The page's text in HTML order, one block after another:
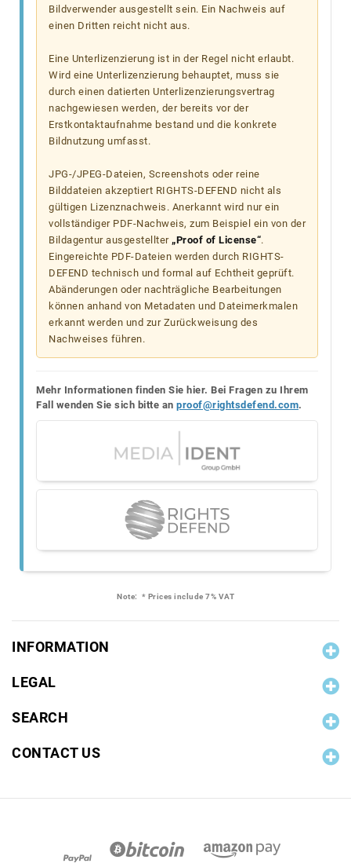
Bildverwender ausgestellt sein. Ein Nachweis auf
einen Dritten reicht nicht aus.
Eine Unterlizenzierung ist in der Regel nicht erlaubt.
Wird eine Unterlizenzierung behauptet, muss sie
durch einen datierten Unterlizenzierungsvertrag
nachgewiesen werden, der bereits vor der
Erstkontaktaufnahme bestand und die konkrete
Bildnutzung umfasst.
JPG-/JPEG-Dateien, Screenshots oder reine
Bilddateien akzeptiert RIGHTS-DEFEND nicht als
gültigen Lizenznachweis. Anerkannt wird nur ein
vollständiger PDF-Nachweis, zum Beispiel ein von der
Bildagentur ausgestellter „Proof of License“.
Eingereichte PDF-Dateien werden durch RIGHTS-
DEFEND technisch und formal auf Echtheit geprüft.
Abänderungen oder nachträgliche Bearbeitungen
können anhand von Metadaten und Dateimerkmalen
erkannt werden und zur Zurückweisung des
Nachweises führen.
Mehr Informationen finden Sie hier. Bei Fragen zu Ihrem
Fall wenden Sie sich bitte an proof@rightsdefend.com.
Note: * Prices include 7% VAT
INFORMATION
LEGAL
SEARCH
CONTACT US